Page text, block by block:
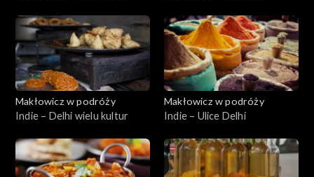
Makłowicz w podróży
Indie – Delhi wielu kultur
Makłowicz w podróży
Indie – Ulice Delhi